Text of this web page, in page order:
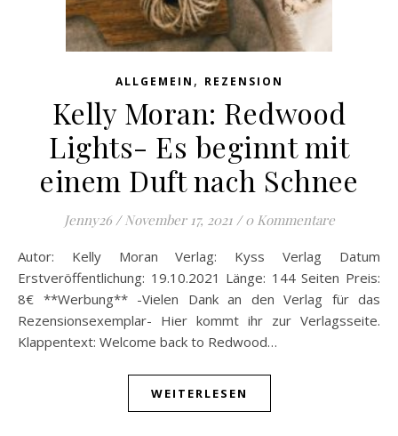
ALLGEMEIN , REZENSION
Kelly Moran: Redwood
Lights- Es beginnt mit
einem Duft nach Schnee
Jenny26 / November 17, 2021 / 0 Kommentare
Autor: Kelly Moran Verlag: Kyss Verlag Datum
Erstveröffentlichung: 19.10.2021 Länge: 144 Seiten Preis:
8€ **Werbung** -Vielen Dank an den Verlag für das
Rezensionsexemplar- Hier kommt ihr zur Verlagsseite.
Klappentext: Welcome back to Redwood…
WEITERLESEN